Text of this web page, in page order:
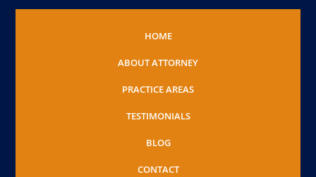
HOME
ABOUT ATTORNEY
PRACTICE AREAS
TESTIMONIALS
BLOG
CONTACT